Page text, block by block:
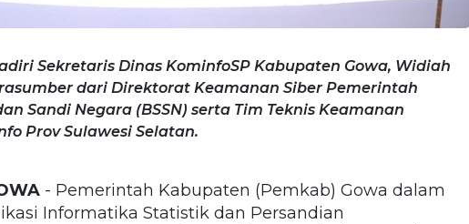
Sekretaris Dinas KominfoSP Kabupaten Gowa, Widiah
dari Direktorat Keamanan Siber Pemerintah
Sandi Negara (BSSN) serta Tim Teknis Keamanan
Prov Sulawesi Selatan.
- Pemerintah Kabupaten (Pemkab) Gowa dalam
Informatika Statistik dan Persandian